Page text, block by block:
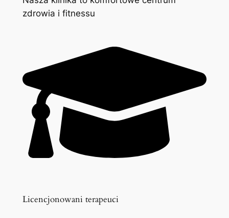
zdrowia i fitnessu
Licencjonowani terapeuci